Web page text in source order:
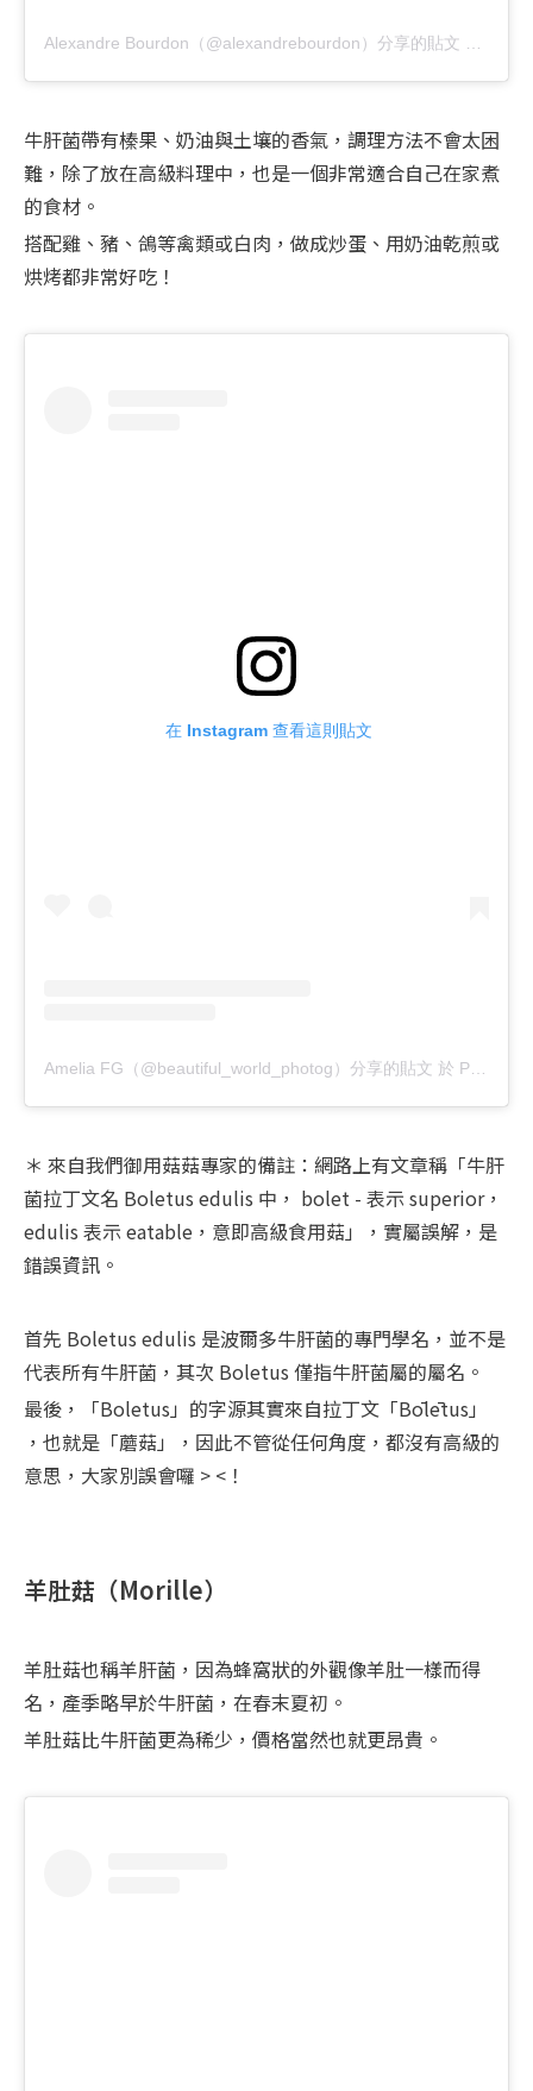
Alexandre Bourdon（@alexandrebourdon）分享的貼文
牛肝菌帶有榛果、奶油與土壤的香氣，調理方法不會太困
難，除了放在高級料理中，也是一個非常適合自己在家煮
的食材。
搭配雞、豬、鴿等禽類或白肉，做成炒蛋、用奶油乾煎或
烘烤都非常好吃！
在 Instagram 查看這則貼文
Amelia FG（@beautiful_world_photog）分享的貼文 於 PDT 2017 年 10月 月 23 日 下午 3:53
＊ 來自我們御用菇菇專家的備註：網路上有文章稱「牛肝
菌拉丁文名 Boletus edulis 中， bolet - 表示 superior，
edulis 表示 eatable，意即高級食用菇」，實屬誤解，是
錯誤資訊。
首先 Boletus edulis 是波爾多牛肝菌的專門學名，並不是
代表所有牛肝菌，其次 Boletus 僅指牛肝菌屬的屬名。
最後，「Boletus」的字源其實來自拉丁文「Bōlētus」
，也就是「蘑菇」，因此不管從任何角度，都沒有高級的
意思，大家別誤會囉 > <！
羊肚菇（Morille）
羊肚菇也稱羊肝菌，因為蜂窩狀的外觀像羊肚一樣而得
名，產季略早於牛肝菌，在春末夏初。
羊肚菇比牛肝菌更為稀少，價格當然也就更昂貴。